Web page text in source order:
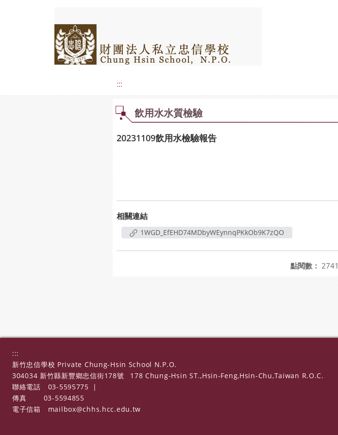
:::
飲用水水質檢驗
20231109飲用水檢驗報告
相關連結
1WGD_EfEHD74MDbyWEynnqPKkOb9K7zQO
點閱數： 2741
:::
新竹忠信學校 Private Chung-Hsin School N.P.O.
304034 新竹縣新豐鄉忠信街178號
178 Chung-Hsin ST.,Hsin-Feng,Hsin-Chu,Taiwan R.O.C.
聯絡電話
03-5595775
|
傳真
03-5594855
電子信箱
mailbox@chhs.hcc.edu.tw